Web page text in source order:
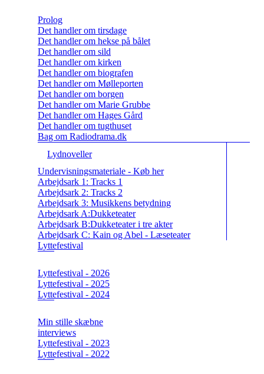
Prolog
Det handler om tirsdage
Det handler om hekse på bålet
Det handler om sild
Det handler om kirken
Det handler om biografen
Det handler om Mølleporten
Det handler om borgen
Det handler om Marie Grubbe
Det handler om Hages Gård
Det handler om tugthuset
Bag om Radiodrama.dk
Lydnoveller
Undervisningsmateriale - Køb her
Arbejdsark 1: Tracks 1
Arbejdsark 2: Tracks 2
Arbejdsark 3: Musikkens betydning
Arbejdsark A:Dukketeater
Arbejdsark B:Dukketeater i tre akter
Arbejdsark C: Kain og Abel - Læseteater
Lyttefestival
Lyttefestival - 2026
Lyttefestival - 2025
Lyttefestival - 2024
Min stille skæbne
interviews
Lyttefestival - 2023
Lyttefestival - 2022